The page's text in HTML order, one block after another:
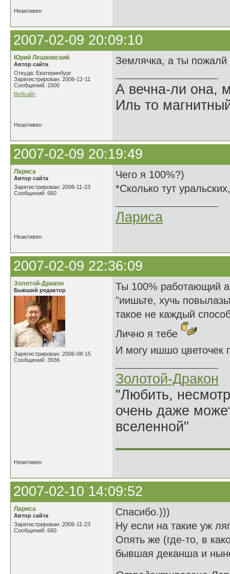
Неактивен
2007-02-09 20:09:10
Юрий Лешковский
Автор сайта
Откуда: Екатеринбург
Зарегистрирован: 2006-12-11
Сообщений: 1500
Вебсайт
Землячка, а ты
А вечна-ли она,
Иль то
Неактивен
2007-02-09 20:19:49
Лариса
Автор сайта
Зарегистрирован: 2006-11-23
Сообщений: 660
Чего я 100%?)
*Сколько тут
Лариса
Неактивен
2007-02-09 22:36:09
Золотой-Дракон
Бывший редактор
Зарегистрирован: 2006-08-15
Сообщений: 3936
Ты 100% работающий
"иишьте, хучь
такое не каждый
Лично я тебе
И могу ишшо цветочек
Золотой-Дракон
"Любить,
очень даже
вселенной"
Неактивен
2007-02-10 14:09:52
Лариса
Автор сайта
Зарегистрирован: 2006-11-23
Сообщений: 660
Спасибо.)))
Ну если на такие уж
Опять же (где-то, в
бывшая деканша и